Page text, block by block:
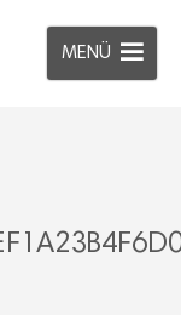
MENÜ